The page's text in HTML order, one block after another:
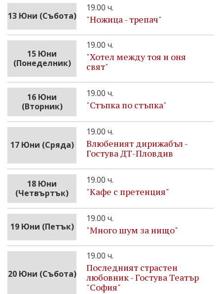
13 Юни (Събота)
19.00 ч.
"Ножица - трепач"
15 Юни
(Понеделник)
19.00 ч.
"Хотел между тоя и оня
свят"
16 Юни
(Вторник)
19.00 ч.
"Стъпка по стъпка"
17 Юни (Сряда)
19.00 ч.
Влюбеният дирижабъл -
Гостува ДТ-Пловдив
18 Юни
(Четвъртък)
19.00 ч.
"Кафе с претенция"
19 Юни (Петък)
19.00 ч.
"Много шум за нищо"
20 Юни (Събота)
19.00 ч.
Последният страстен
любовник - Гостува Театър
"София"